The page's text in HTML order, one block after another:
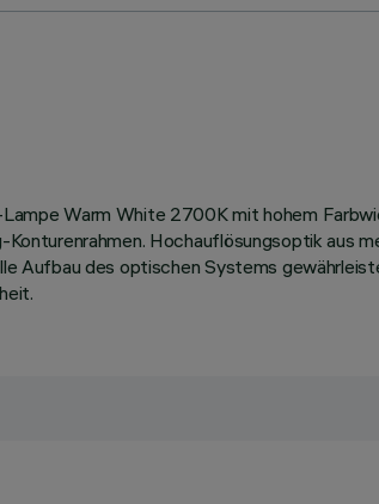
Warm White 2700K mit hohem
Konturenrahmen. Hochauflösungsoptik
Aufbau des optischen Systems